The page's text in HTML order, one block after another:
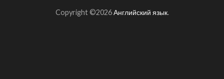
Copyright ©2026Английский язык.